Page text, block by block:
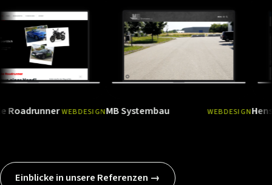
WEBDESIGN Ansehen→
MB Systembau WEBDESIGN Ansehen
Hensel
Einblicke in unsere Referenzen →